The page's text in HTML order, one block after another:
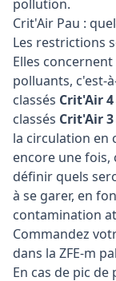
pollution.
Crit'Air Pau :
Les restrictions
Elles
polluants, c'est-
classés Crit'Air
classés Crit'Air 3
la circulation en
encore une fois,
définir quels
à se garer, en
contamination
Commandez
dans la ZFE-m
En cas de pic